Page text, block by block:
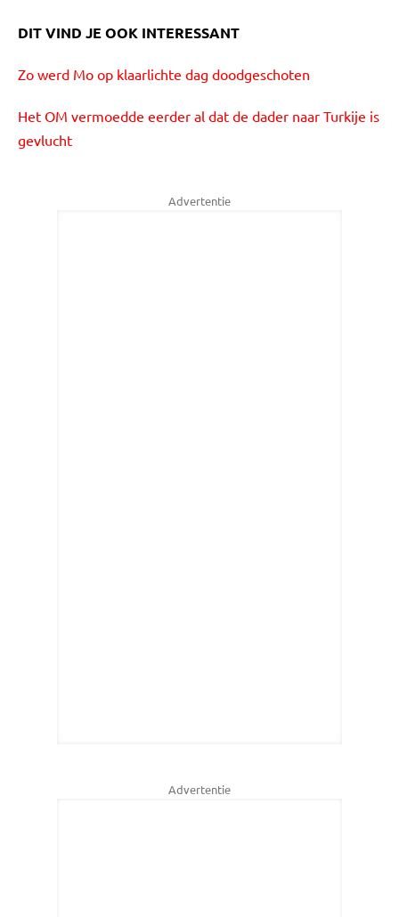
DIT VIND JE OOK INTERESSANT
Zo werd Mo op klaarlichte dag doodgeschoten
Het OM vermoedde eerder al dat de dader naar Turkije is
gevlucht
Advertentie
Advertentie